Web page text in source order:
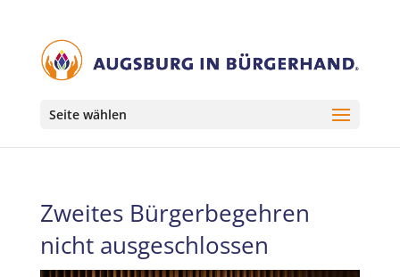
Seite wählen
Zweites Bürgerbegehren
nicht ausgeschlossen